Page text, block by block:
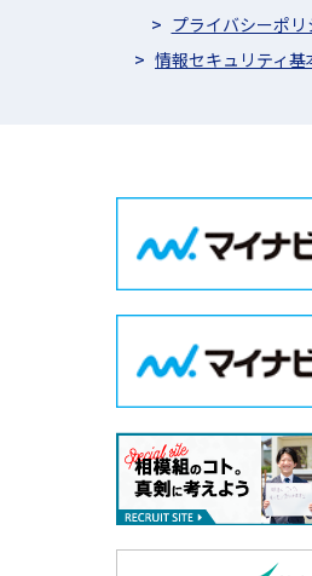
プライバシーポ
情報セキュリティ基